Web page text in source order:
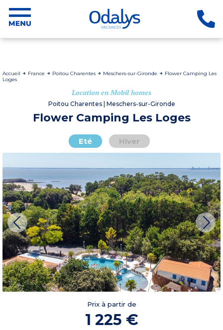
Accueil France Poitou Charentes Meschers-sur-Gironde
Flower Camping Les
Loges
Location en Mobil homes
Poitou Charentes | Meschers-sur-Gironde
Flower Camping Les Loges
Eté Hiver
Prix à partir de
1 225 €